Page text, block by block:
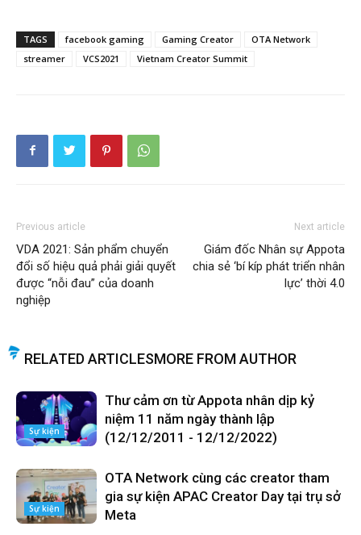
TAGS facebook gaming Gaming Creator
OTA Network
streamer
VCS2021 Vietnam Creator Summit
Previous article
VDA 2021: Sản phẩm chuyển
đổi số hiệu quả phải giải quyết
được “nỗi đau” của doanh
nghiệp
Next article
Giám đốc Nhân sự Appota
chia sẻ ‘bí kíp phát triển nhân
lực’ thời 4.0
RELATED ARTICLESMORE FROM AUTHOR
Sự kiện
Thư cảm ơn từ Appota nhân dịp kỷ
niệm 11 năm ngày thành lập
(12/12/2011 - 12/12/2022)
Sự kiện
OTA Network cùng các creator tham
gia sự kiện APAC Creator Day tại trụ sở
Meta